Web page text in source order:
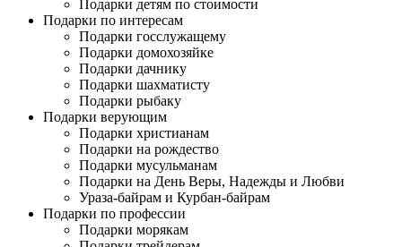
Подарки детям по стоимости
Подарки по интересам
Подарки госслужащему
Подарки домохозяйке
Подарки дачнику
Подарки шахматисту
Подарки рыбаку
Подарки верующим
Подарки христианам
Подарки на рождество
Подарки мусульманам
Подарки на День Веры, Надежды и Любви
Ураза-байрам и Курбан-байрам
Подарки по профессии
Подарки морякам